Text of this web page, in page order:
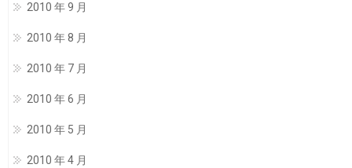
2010 年 9 月
2010 年 8 月
2010 年 7 月
2010 年 6 月
2010 年 5 月
2010 年 4 月